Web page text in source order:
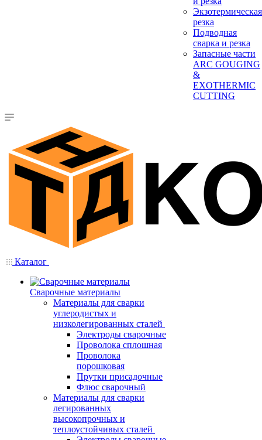
Экзотермическая
резка
Подводная
сварка и резка
Запасные части
ARC GOUGING
&
EXOTHERMIC
CUTTING
Каталог
Сварочные материалы
Материалы для сварки
углеродистых и
низколегированных сталей
Электроды сварочные
Проволока сплошная
Проволока
порошковая
Прутки присадочные
Флюс сварочный
Материалы для сварки
легированных
высокопрочных и
теплоустойчивых сталей